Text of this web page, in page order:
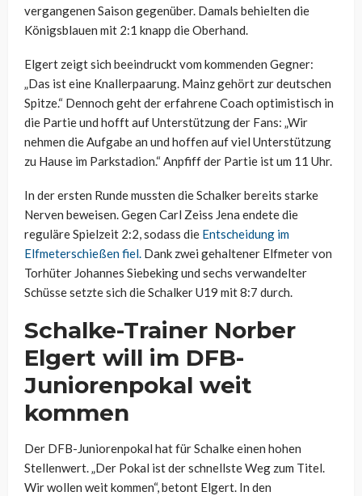
vergangenen Saison gegenüber. Damals behielten die
Königsblauen mit 2:1 knapp die Oberhand.
Elgert zeigt sich beeindruckt vom kommenden Gegner:
„Das ist eine Knallerpaarung. Mainz gehört zur deutschen
Spitze.“ Dennoch geht der erfahrene Coach optimistisch in
die Partie und hofft auf Unterstützung der Fans: „Wir
nehmen die Aufgabe an und hoffen auf viel Unterstützung
zu Hause im Parkstadion.“ Anpfiff der Partie ist um 11 Uhr.
In der ersten Runde mussten die Schalker bereits starke
Nerven beweisen. Gegen Carl Zeiss Jena endete die
reguläre Spielzeit 2:2, sodass die Entscheidung im
Elfmeterschießen fiel. Dank zwei gehaltener Elfmeter von
Torhüter Johannes Siebeking und sechs verwandelter
Schüsse setzte sich die Schalker U19 mit 8:7 durch.
Schalke-Trainer Norber
Elgert will im DFB-
Juniorenpokal weit
kommen
Der DFB-Juniorenpokal hat für Schalke einen hohen
Stellenwert. „Der Pokal ist der schnellste Weg zum Titel.
Wir wollen weit kommen“, betont Elgert. In den